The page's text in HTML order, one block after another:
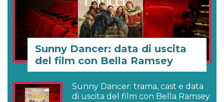
Sunny Dancer: data di uscita
del film con Bella Ramsey
Sunny Dancer: trama, cast e data
di uscita del film con Bella Ramsey